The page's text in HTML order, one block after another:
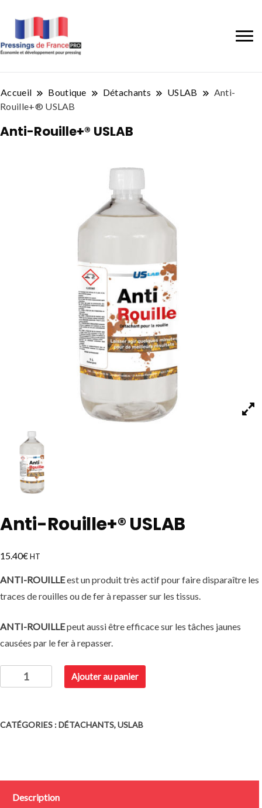
Accueil Boutique Détachants USLAB
Anti-
Rouille+® USLAB
Anti-Rouille+® USLAB
Anti-Rouille+® USLAB
15.40€HT
ANTI-ROUILLEest un produit très actif pour faire disparaître les
traces de rouilles ou de fer à repasser sur les tissus.
ANTI-ROUILLEpeut aussi être efficace sur les tâches jaunes
causées par le fer à repasser.
quantité
de
USLAB
Ajouter au panier
CATÉGORIES :DÉTACHANTS,USLAB
Description